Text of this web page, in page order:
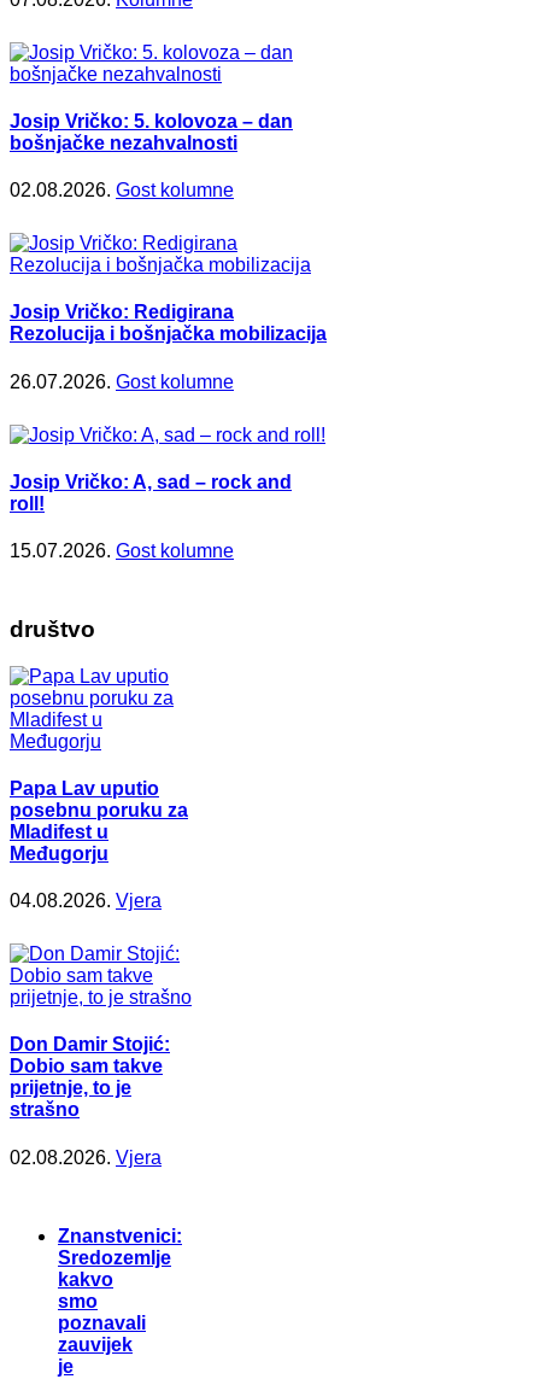
Josip Vričko: 5. kolovoza – dan
bošnjačke nezahvalnosti
02.08.2026. Gost kolumne
Josip Vričko: Redigirana
Rezolucija i bošnjačka mobilizacija
26.07.2026. Gost kolumne
Josip Vričko: A, sad – rock and
roll!
15.07.2026. Gost kolumne
društvo
Papa Lav uputio
posebnu poruku za
Mladifest u
Međugorju
04.08.2026. Vjera
Don Damir Stojić:
Dobio sam takve
prijetnje, to je
strašno
02.08.2026. Vjera
Znanstvenici:
Sredozemlje
kakvo
smo
poznavali
zauvijek
je